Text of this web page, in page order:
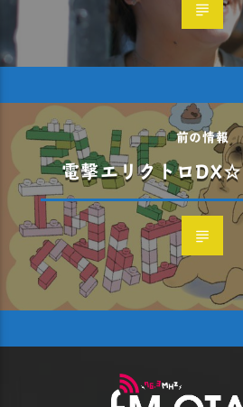
前の情報
電撃エリクトロ